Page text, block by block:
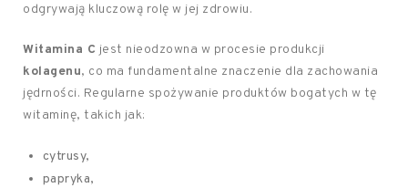
odgrywają kluczową rolę w jej zdrowiu.
Witamina C jest nieodzowna w procesie produkcji
kolagenu, co ma fundamentalne znaczenie dla zachowania
jędrności. Regularne spożywanie produktów bogatych w tę
witaminę, takich jak:
cytrusy,
papryka,